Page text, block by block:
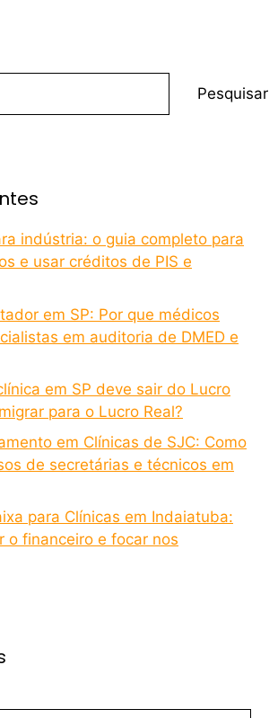
Pesquisar
indústria: o guia completo para
e usar créditos de PIS e
em SP: Por que médicos
em auditoria de DMED e
em SP deve sair do Lucro
para o Lucro Real?
em Clínicas de SJC: Como
de secretárias e técnicos em
para Clínicas em Indaiatuba:
o financeiro e focar nos